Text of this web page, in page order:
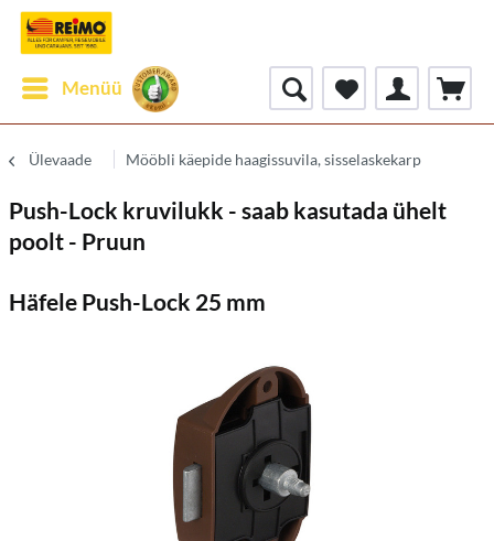
Menüü
Ülevaade Mööbli käepide haagissuvila, sisselaskekarp
Push-Lock kruvilukk - saab kasutada ühelt
poolt - Pruun
Häfele Push-Lock 25 mm